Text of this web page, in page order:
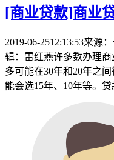
[商业贷款]商业
2019-06-2512:13:53来源
辑：雷红燕许多数办理商
多可能在30年和20年之
能会选15年、10年等。